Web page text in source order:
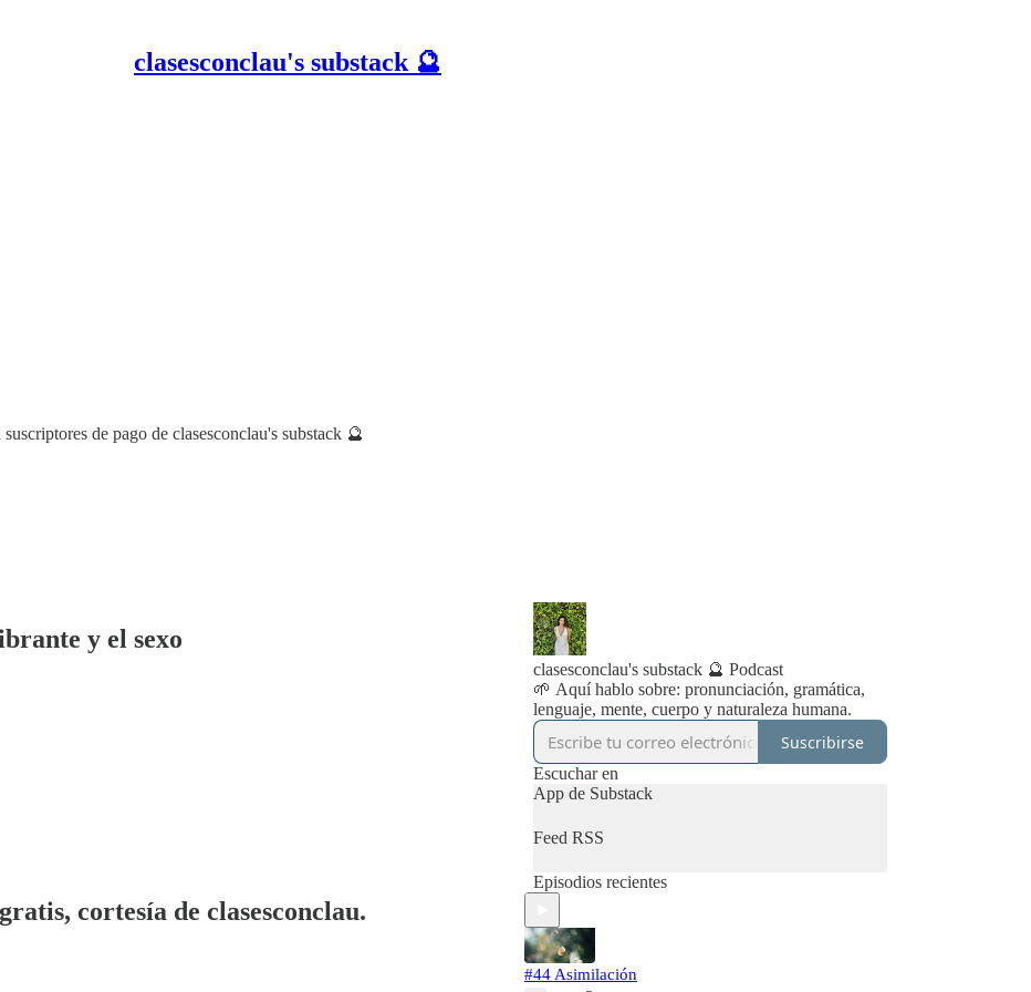
clasesconclau's substack 🔮
de pago de clasesconclau's substack 🔮
y el sexo
cortesía de clasesconclau.
clasesconclau's substack 🔮 Podcast
🌱 Aquí hablo sobre: pronunciación, gramática,
lenguaje, mente, cuerpo y naturaleza humana.
Suscribirse
Escuchar en
App de Substack
Feed RSS
Episodios recientes
#44 Asimilación